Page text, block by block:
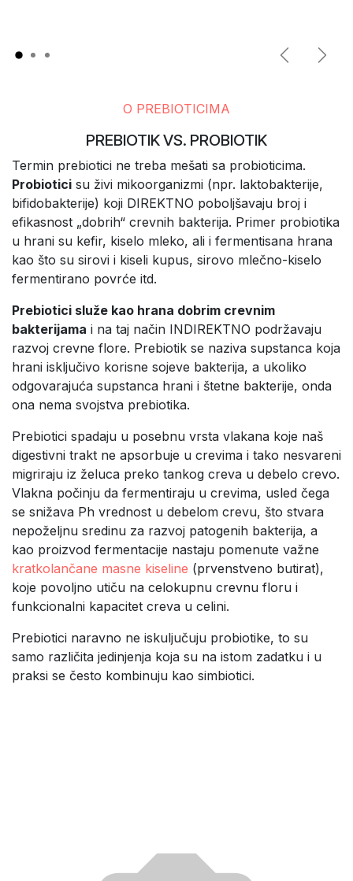
PreviousNext
O PREBIOTICIMA
PREBIOTIK VS. PROBIOTIK
Termin prebiotici ne treba mešati sa probioticima.
Probiotici su živi mikoorganizmi (npr. laktobakterije,
bifidobakterije) koji DIREKTNO poboljšavaju broj i
efikasnost „dobrih“ crevnih bakterija. Primer probiotika
u hrani su kefir, kiselo mleko, ali i fermentisana hrana
kao što su sirovi i kiseli kupus, sirovo mlečno-kiselo
fermentirano povrće itd.
Prebiotici služe kao hrana dobrim crevnim
bakterijama i na taj način INDIREKTNO podržavaju
razvoj crevne flore. Prebiotik se naziva supstanca koja
hrani isključivo korisne sojeve bakterija, a ukoliko
odgovarajuća supstanca hrani i štetne bakterije, onda
ona nema svojstva prebiotika.
Prebiotici spadaju u posebnu vrsta vlakana koje naš
digestivni trakt ne apsorbuje u crevima i tako nesvareni
migriraju iz želuca preko tankog creva u debelo crevo.
Vlakna počinju da fermentiraju u crevima, usled čega
se snižava Ph vrednost u debelom crevu, što stvara
nepoželjnu sredinu za razvoj patogenih bakterija, a
kao proizvod fermentacije nastaju pomenute važne
kratkolančane masne kiseline (prvenstveno butirat),
koje povoljno utiču na celokupnu crevnu floru i
funkcionalni kapacitet creva u celini.
Prebiotici naravno ne iskuljučuju probiotike, to su
samo različita jedinjenja koja su na istom zadatku i u
praksi se često kombinuju kao simbiotici.